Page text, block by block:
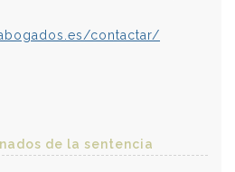
contactar/
de la sentencia